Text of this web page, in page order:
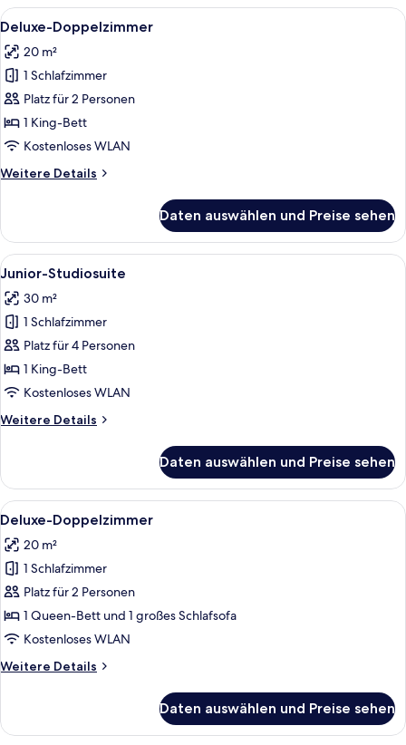
Alle
Fotos
für
Deluxe-
Doppelzimmer
anzeigen
Ein modernes Hotelzimmer mit
4
Deluxe-Doppelzimmer
20 m²
1 Schlafzimmer
Platz für 2 Personen
1 King-Bett
Kostenloses WLAN
Weitere Details
Weitere
Doppelzimmer
Daten auswählen und Preise sehen
Alle
Fotos
für
Junior-
Studiosuite
anzeigen
Ein modernes Hotelzimmer mit
6
Junior-Studiosuite
30 m²
1 Schlafzimmer
Platz für 4 Personen
1 King-Bett
Kostenloses WLAN
Weitere Details
Weitere
Studiosuite
Daten auswählen und Preise sehen
Alle
Fotos
für
Deluxe-
Doppelzimmer
anzeigen
Ein modernes Hotelzimmer mit
6
Deluxe-Doppelzimmer
20 m²
1 Schlafzimmer
Platz für 2 Personen
1 Queen-Bett und 1 großes Schlafsofa
Kostenloses WLAN
Weitere Details
Weitere
Doppelzimmer
Daten auswählen und Preise sehen